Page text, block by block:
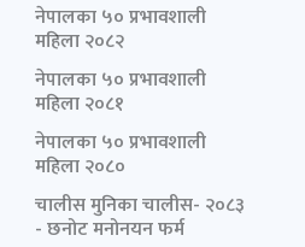
नेपालका ५० प्रभावशाली
महिला २०८२
नेपालका ५० प्रभावशाली
महिला २०८१
नेपालका ५० प्रभावशाली
महिला २०८०
चालीस मुनिका चालीस- २०८३
- छनोट मनोनयन फर्म